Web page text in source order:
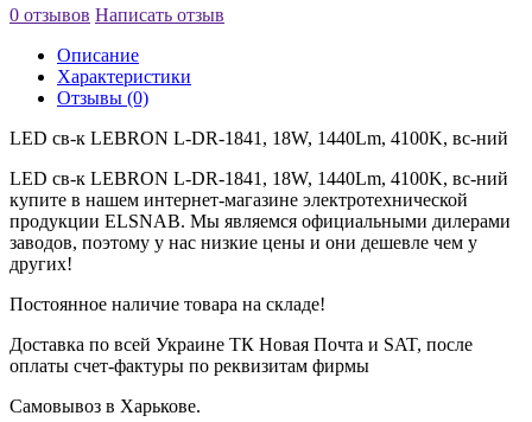
0 отзывов Написать отзыв
Описание
Характеристики
Отзывы (0)
LED св-к LEBRON L-DR-1841, 18W, 1440Lm, 4100K, вс-ний
LED св-к LEBRON L-DR-1841, 18W, 1440Lm, 4100K, вс-ний
купите в нашем интернет-магазине электротехнической
продукции ELSNAB. Мы являемся официальными дилерами
заводов, поэтому у нас низкие цены и они дешевле чем у
других!
Постоянное наличие товара на складе!
Доставка по всей Украине ТК Новая Почта и SAT, после
оплаты счет-фактуры по реквизитам фирмы
Самовывоз в Харькове.